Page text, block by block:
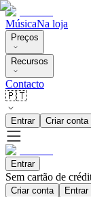
MúsicaNa loja
Preços
Recursos
Contacto
🇵🇹
Entrar Criar conta
Entrar
Sem cartão de
Criar conta Entrar